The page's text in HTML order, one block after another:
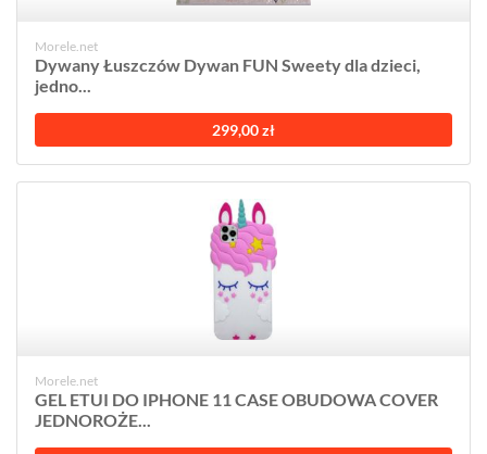
Morele.net
Dywany Łuszczów Dywan FUN Sweety dla dzieci,
jedno...
299,00 zł
Morele.net
GEL ETUI DO IPHONE 11 CASE OBUDOWA COVER
JEDNOROŻE...